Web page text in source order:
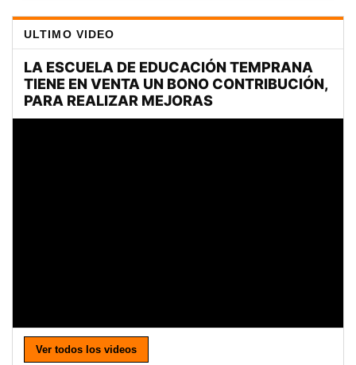
ULTIMO VIDEO
Ver todos los videos